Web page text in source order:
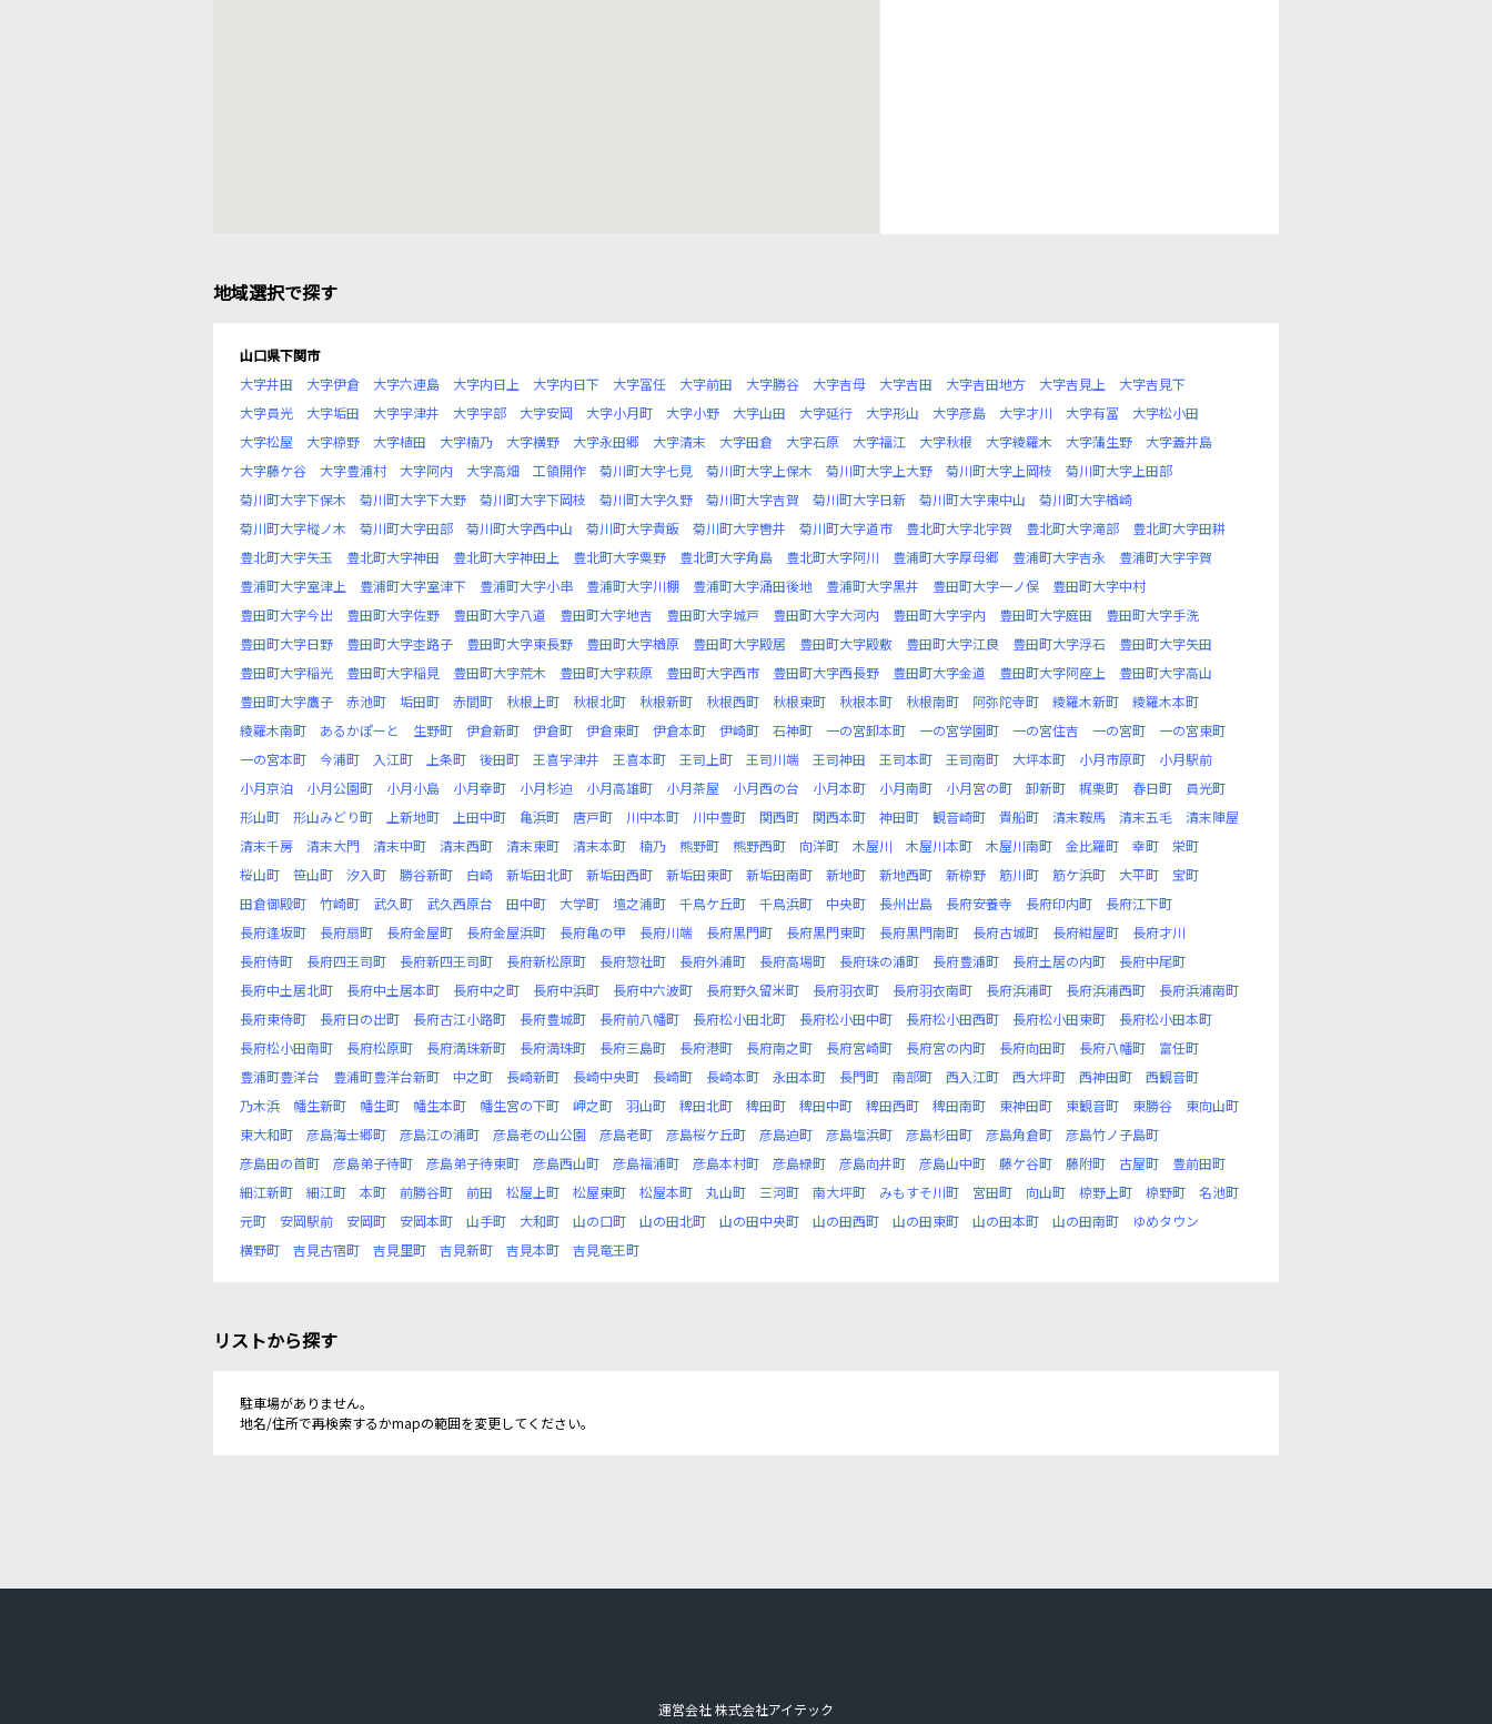
地域選択で探す
山口県下関市
大字井田
大字伊倉 大字六連島 大字内日上 大字内日下 大字冨任 大字前田 大字勝谷 大字吉母 大字吉田 大字吉田地方 大字吉見上
大字吉見下
大字員光
大字垢田 大字宇津井 大字宇部 大字安岡 大字小月町 大字小野 大字山田 大字延行 大字形山 大字彦島 大字才川 大字有冨
大字松小田
大字松屋
大字椋野 大字植田 大字楠乃 大字横野 大字永田郷 大字清末 大字田倉 大字石原 大字福江 大字秋根 大字綾羅木 大字蒲生野
大字蓋井島
大字藤ケ谷
大字豊浦村 大字阿内 大字高畑 工領開作 菊川町大字七見 菊川町大字上保木 菊川町大字上大野 菊川町大字上岡枝
菊川町大字上田部
菊川町大字下保木
菊川町大字下大野 菊川町大字下岡枝 菊川町大字久野 菊川町大字吉賀 菊川町大字日新 菊川町大字東中山
菊川町大字楢崎
菊川町大字樅ノ木
菊川町大字田部 菊川町大字西中山 菊川町大字貴飯 菊川町大字轡井 菊川町大字道市 豊北町大字北宇賀 豊北町大字滝部
豊北町大字田耕
豊北町大字矢玉
豊北町大字神田 豊北町大字神田上 豊北町大字粟野 豊北町大字角島 豊北町大字阿川 豊浦町大字厚母郷 豊浦町大字吉永
豊浦町大字宇賀
豊浦町大字室津上
豊浦町大字室津下 豊浦町大字小串 豊浦町大字川棚 豊浦町大字涌田後地 豊浦町大字黒井 豊田町大字一ノ俣
豊田町大字中村
豊田町大字今出
豊田町大字佐野 豊田町大字八道 豊田町大字地吉 豊田町大字城戸 豊田町大字大河内 豊田町大字宇内 豊田町大字庭田
豊田町大字手洗
豊田町大字日野
豊田町大字杢路子 豊田町大字東長野 豊田町大字楢原 豊田町大字殿居 豊田町大字殿敷 豊田町大字江良 豊田町大字浮石
豊田町大字矢田
豊田町大字稲光
豊田町大字稲見 豊田町大字荒木 豊田町大字萩原 豊田町大字西市 豊田町大字西長野 豊田町大字金道 豊田町大字阿座上
豊田町大字高山
豊田町大字鷹子
赤池町 垢田町 赤間町 秋根上町 秋根北町 秋根新町 秋根西町 秋根東町 秋根本町 秋根南町 阿弥陀寺町 綾羅木新町
綾羅木本町
綾羅木南町
あるかぽーと 生野町 伊倉新町 伊倉町 伊倉東町 伊倉本町 伊崎町 石神町 一の宮卸本町 一の宮学園町 一の宮住吉 一の宮町
一の宮東町
一の宮本町
今浦町 入江町 上条町 後田町 王喜宇津井 王喜本町 王司上町 王司川端 王司神田 王司本町 王司南町 大坪本町 小月市原町
小月駅前
小月京泊
小月公園町 小月小島 小月幸町 小月杉迫 小月高雄町 小月茶屋 小月西の台 小月本町 小月南町 小月宮の町 卸新町 梶栗町 春日町
員光町
形山町
形山みどり町 上新地町 上田中町 亀浜町 唐戸町 川中本町 川中豊町 関西町 関西本町 神田町 観音崎町 貴船町 清末鞍馬 清末五毛
清末陣屋
清末千房
清末大門 清末中町 清末西町 清末東町 清末本町 楠乃 熊野町 熊野西町 向洋町 木屋川 木屋川本町 木屋川南町 金比羅町 幸町
栄町
桜山町
笹山町 汐入町 勝谷新町 白崎 新垢田北町 新垢田西町 新垢田東町 新垢田南町 新地町 新地西町 新椋野 筋川町 筋ケ浜町 大平町
宝町
田倉御殿町
竹崎町 武久町 武久西原台 田中町 大学町 壇之浦町 千鳥ケ丘町 千鳥浜町 中央町 長州出島 長府安養寺 長府印内町
長府江下町
長府逢坂町
長府扇町 長府金屋町 長府金屋浜町 長府亀の甲 長府川端 長府黒門町 長府黒門東町 長府黒門南町 長府古城町 長府紺屋町
長府才川
長府侍町
長府四王司町 長府新四王司町 長府新松原町 長府惣社町 長府外浦町 長府高場町 長府珠の浦町 長府豊浦町 長府土居の内町
長府中尾町
長府中土居北町
長府中土居本町 長府中之町 長府中浜町 長府中六波町 長府野久留米町 長府羽衣町 長府羽衣南町 長府浜浦町 長府浜浦西町
長府浜浦南町
長府東侍町
長府日の出町 長府古江小路町 長府豊城町 長府前八幡町 長府松小田北町 長府松小田中町 長府松小田西町 長府松小田東町
長府松小田本町
長府松小田南町
長府松原町 長府満珠新町 長府満珠町 長府三島町 長府港町 長府南之町 長府宮崎町 長府宮の内町 長府向田町 長府八幡町
富任町
豊浦町豊洋台
豊浦町豊洋台新町 中之町 長崎新町 長崎中央町 長崎町 長崎本町 永田本町 長門町 南部町 西入江町 西大坪町 西神田町
西観音町
乃木浜
幡生新町 幡生町 幡生本町 幡生宮の下町 岬之町 羽山町 稗田北町 稗田町 稗田中町 稗田西町 稗田南町 東神田町 東観音町 東勝谷
東向山町
東大和町
彦島海士郷町 彦島江の浦町 彦島老の山公園 彦島老町 彦島桜ケ丘町 彦島迫町 彦島塩浜町 彦島杉田町 彦島角倉町
彦島竹ノ子島町
彦島田の首町
彦島弟子待町 彦島弟子待東町 彦島西山町 彦島福浦町 彦島本村町 彦島緑町 彦島向井町 彦島山中町 藤ケ谷町 藤附町 古屋町
豊前田町
細江新町
細江町 本町 前勝谷町 前田 松屋上町 松屋東町 松屋本町 丸山町 三河町 南大坪町 みもすそ川町 宮田町 向山町 椋野上町 椋野町
名池町
元町
安岡駅前 安岡町 安岡本町 山手町 大和町 山の口町 山の田北町 山の田中央町 山の田西町 山の田東町 山の田本町 山の田南町
ゆめタウン
横野町
吉見古宿町 吉見里町 吉見新町 吉見本町 吉見竜王町
リストから探す
駐車場がありません。
地名/住所で再検索するかmapの範囲を変更してください。
運営会社 株式会社アイテック